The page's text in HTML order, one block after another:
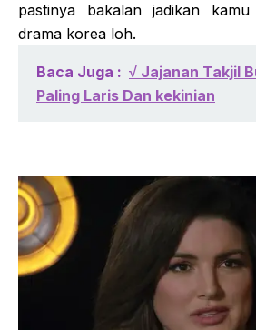
pastinya bakalan jadikan
drama korea loh.
Baca Juga : √ Jajanan Takjil
Paling Laris Dan kekinian